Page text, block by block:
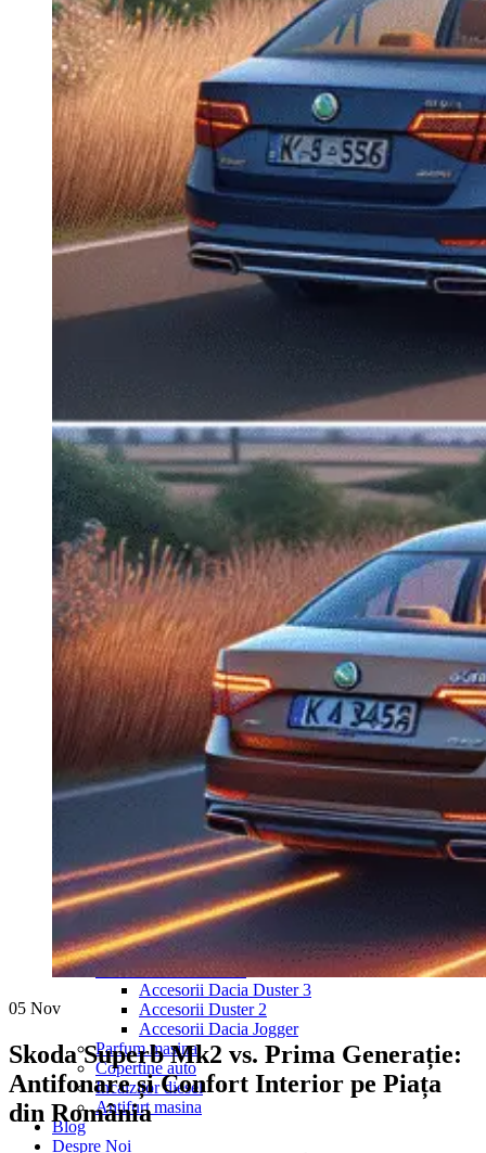
Navigatie Duster 2011
Navigatie Duster 2019
Audi
Navigatie Audi A3 8p
Navigatie Audi A4
Navigatie Audi A4 B6
Navigatie Audi A4 B7
Navigatie Audi A4 B8
Navigatie Audi A5
Navigatie Audi A6 C5
Navigatie Audi A6 C6
Navigatie Audi A6 C7
Navigatie Audi Q5
Navigație Ford Fiesta
Navigație Ford Transit
Mercedes
Navigație Mercedes C Class W203
Navigație Mercedes C Class W204
Navigație Mercedes W203
Navigație Mercedes W204
Navigație Mercedes W211
Navigație Mercedes Sprinter
Passat
Navigație Passat B5
Navigație Passat B5 5
Navigație Passat B6
Navigație Passat B7
Navigație Passat B8
Navigație Passat CC
Skoda
Navigație Skoda Fabia 1
Navigație Skoda Fabia 2
Navigație Skoda Octavia 1
Navigație Skoda Octavia 2
Navigație Skoda Octavia 3
Navigație Skoda Rapid
Navigație Skoda Superb 1
Navigație Skoda Superb 2
Navigație Toyota Avensis T25
Portbagaj Plafon Auto
Sub 350 Litri
Peste 350 Litri
Peste 450 litri
Accesorii auto masina
Accesorii Dacia Duster 3
Accesorii Duster 2
Accesorii Dacia Jogger
Parfum masina
Copertine auto
Incalzitor diesel
Antifurt masina
Blog
Despre Noi
05 Nov
Skoda Superb Mk2 vs. Prima Generație:
Antifonare și Confort Interior pe Piața
din România